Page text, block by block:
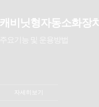
캐비닛형자동소화장치
자세히보기